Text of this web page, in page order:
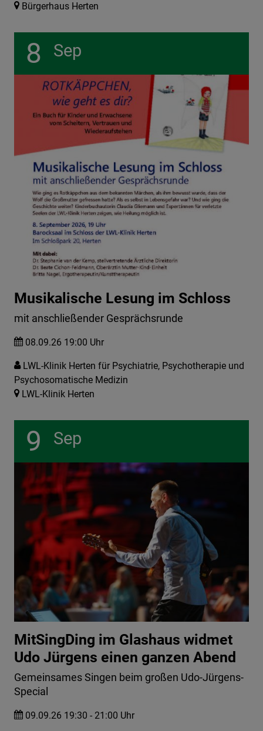
Bürgerhaus Herten
8 Sep
Musikalische Lesung im Schloss
mit anschließender Gesprächsrunde
08.09.26 19:00 Uhr
LWL-Klinik Herten für Psychiatrie, Psychotherapie und
Psychosomatische Medizin
LWL-Klinik Herten
9 Sep
MitSingDing im Glashaus widmet
Udo Jürgens einen ganzen Abend
Gemeinsames Singen beim großen Udo-Jürgens-
Special
09.09.26 19:30 - 21:00 Uhr